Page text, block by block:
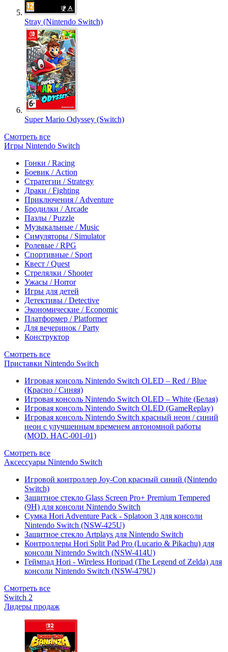
Stray (Nintendo Switch)
Super Mario Odyssey (Switch)
Смотреть все
Игры Nintendo Switch
Гонки / Racing
Боевик / Action
Стратегии / Strategy
Драки / Fighting
Приключения / Adventure
Бродилки / Arcade
Пазлы / Puzzle
Музыкальные / Music
Симуляторы / Simulator
Ролевые / RPG
Спортивные / Sport
Квест / Quest
Стрелялки / Shooter
Ужасы / Horror
Игры для детей
Детективы / Detective
Экономические / Economic
Платформер / Platformer
Для вечеринок / Party
Конструктор
Смотреть все
Приставки Nintendo Switch
Игровая консоль Nintendo Switch OLED – Red / Blue
(Красно / Синяя)
Игровая консоль Nintendo Switch OLED – White (Белая)
Игровая консоль Nintendo Switch OLED (GameReplay)
Игровая консоль Nintendo Switch красный неон / синий
неон с улучшенным временем автономной работы
(MOD. HAC-001-01)
Смотреть все
Аксессуары Nintendo Switch
Игровой контроллер Joy-Con красный синий (Nintendo
Switch)
Защитное стекло Glass Screen Pro+ Premium Tempered
(9H) для консоли Nintendo Switch
Сумка Hori Adventure Pack - Splatoon 3 для консоли
Nintendo Switch (NSW-425U)
Защитное стекло Artplays для Nintendo Switch
Контроллеры Hori Split Pad Pro (Lucario & Pikachu) для
консоли Nintendo Switch (NSW-414U)
Геймпад Hori - Wireless Horipad (The Legend of Zelda) для
консоли Nintendo Switch (NSW-479U)
Смотреть все
Switch 2
Лидеры продаж